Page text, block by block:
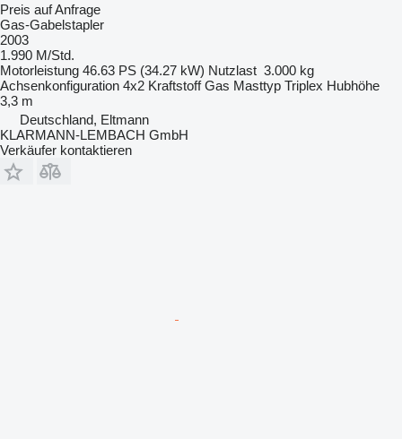
Preis auf Anfrage
Gas-Gabelstapler
2003
1.990 M/Std.
Motorleistung 46.63 PS (34.27 kW) Nutzlast 3.000 kg
Achsenkonfiguration 4x2 Kraftstoff Gas Masttyp Triplex Hubhöhe
3,3 m
Deutschland, Eltmann
KLARMANN-LEMBACH GmbH
Verkäufer kontaktieren